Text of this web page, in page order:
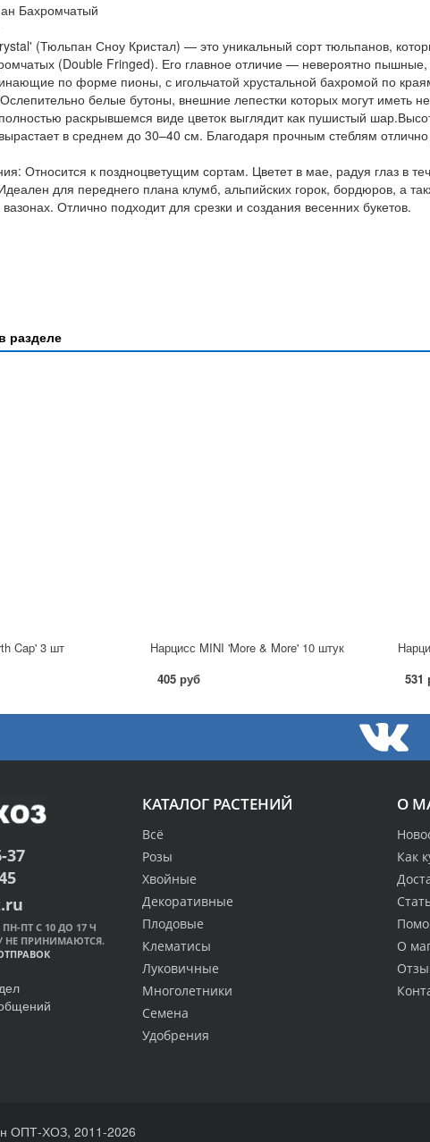
Бахромчатый
(Тюльпан Сноу Кристал) — это уникальный сорт тюльпанов,
(Double Fringed). Его главное отличие — невероятно
по форме пионы, с игольчатой хрустальной бахромой по
белые бутоны, внешние лепестки которых могут иметь
раскрывшемся виде цветок выглядит как пушистый
в среднем до 30–40 см. Благодаря прочным стеблям
Относится к поздноцветущим сортам. Цветет в мае, радуя глаз в
для переднего плана клумб, альпийских горок, бордюров, а
Отлично подходит для срезки и создания весенних букетов.
разделе
Cap' 3 шт
Нарцисс MINI 'More & More' 10 штук
405 руб
531
О
Как
О
КАТАЛОГ РАСТЕНИЙ
Всё
Розы
Хвойные
Декоративные
Плодовые
Клематисы
Луковичные
Многолетники
Семена
Удобрения
37
ПТ С 10 ДО 17 Ч
НЕ ПРИНИМАЮТСЯ.
ОПТ-ХОЗ, 2011-2026